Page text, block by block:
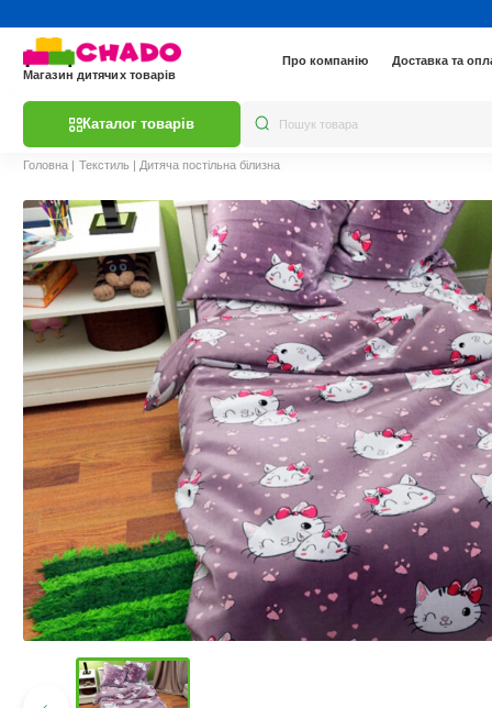
Магазин дитячих товарів
Про компанію Доставка та
Каталог товарів
Головна | Текстиль | Дитяча постільна білизна